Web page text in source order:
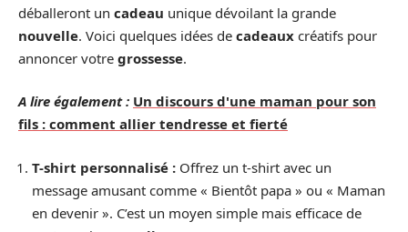
déballeront un cadeau unique dévoilant la grande
nouvelle. Voici quelques idées de cadeaux créatifs pour
annoncer votre grossesse.
A lire également : Un discours d'une maman pour son
fils : comment allier tendresse et fierté
T-shirt personnalisé : Offrez un t-shirt avec un
message amusant comme « Bientôt papa » ou « Maman
en devenir ». C’est un moyen simple mais efficace de